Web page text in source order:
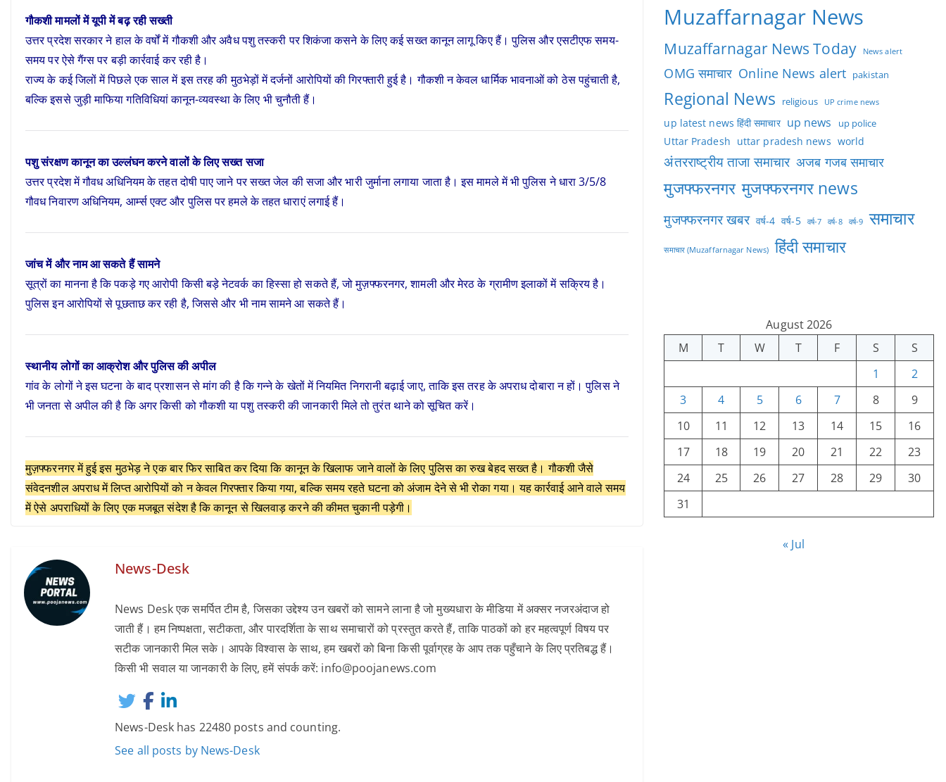
गौकशी मामलों में यूपी में बढ़ रही सख्ती
उत्तर प्रदेश सरकार ने हाल के वर्षों में गौकशी और अवैध पशु तस्करी पर शिकंजा कसने के लिए कई सख्त कानून लागू किए हैं। पुलिस और एसटीएफ समय-
समय पर ऐसे गैंग्स पर बड़ी कार्रवाई कर रही है।
राज्य के कई जिलों में पिछले एक साल में इस तरह की मुठभेड़ों में दर्जनों आरोपियों की गिरफ्तारी हुई है। गौकशी न केवल धार्मिक भावनाओं को ठेस पहुंचाती है,
बल्कि इससे जुड़ी माफिया गतिविधियां कानून-व्यवस्था के लिए भी चुनौती हैं।
पशु संरक्षण कानून का उल्लंघन करने वालों के लिए सख्त सजा
उत्तर प्रदेश में गौवध अधिनियम के तहत दोषी पाए जाने पर सख्त जेल की सजा और भारी जुर्माना लगाया जाता है। इस मामले में भी पुलिस ने धारा 3/5/8
गौवध निवारण अधिनियम, आर्म्स एक्ट और पुलिस पर हमले के तहत धाराएं लगाई हैं।
जांच में और नाम आ सकते हैं सामने
सूत्रों का मानना है कि पकड़े गए आरोपी किसी बड़े नेटवर्क का हिस्सा हो सकते हैं, जो मुज़फ्फरनगर, शामली और मेरठ के ग्रामीण इलाकों में सक्रिय है।
पुलिस इन आरोपियों से पूछताछ कर रही है, जिससे और भी नाम सामने आ सकते हैं।
स्थानीय लोगों का आक्रोश और पुलिस की अपील
गांव के लोगों ने इस घटना के बाद प्रशासन से मांग की है कि गन्ने के खेतों में नियमित निगरानी बढ़ाई जाए, ताकि इस तरह के अपराध दोबारा न हों। पुलिस ने
भी जनता से अपील की है कि अगर किसी को गौकशी या पशु तस्करी की जानकारी मिले तो तुरंत थाने को सूचित करें।
मुज़फ्फरनगर में हुई इस मुठभेड़ ने एक बार फिर साबित कर दिया कि कानून के खिलाफ जाने वालों के लिए पुलिस का रुख बेहद सख्त है। गौकशी जैसे
संवेदनशील अपराध में लिप्त आरोपियों को न केवल गिरफ्तार किया गया, बल्कि समय रहते घटना को अंजाम देने से भी रोका गया। यह कार्रवाई आने वाले समय
में ऐसे अपराधियों के लिए एक मजबूत संदेश है कि कानून से खिलवाड़ करने की कीमत चुकानी पड़ेगी।
News-Desk
News Desk एक समर्पित टीम है, जिसका उद्देश्य उन खबरों को सामने लाना है जो मुख्यधारा के मीडिया में अक्सर नजरअंदाज हो
जाती हैं। हम निष्पक्षता, सटीकता, और पारदर्शिता के साथ समाचारों को प्रस्तुत करते हैं, ताकि पाठकों को हर महत्वपूर्ण विषय पर
सटीक जानकारी मिल सके। आपके विश्वास के साथ, हम खबरों को बिना किसी पूर्वाग्रह के आप तक पहुँचाने के लिए प्रतिबद्ध हैं।
किसी भी सवाल या जानकारी के लिए, हमें संपर्क करें: info@poojanews.com
News-Desk has 22480 posts and counting.
See all posts by News-Desk
Muzaffarnagar News
Muzaffarnagar News Today News alert
OMG समाचार Online News alert pakistan
Regional News religious UP crime news
up latest news हिंदी समाचार up news up police
Uttar Pradesh uttar pradesh news world
अंतरराष्ट्रीय ताजा समाचार अजब गजब समाचार
मुजफ्फरनगर मुजफ्फरनगर news
मुजफ्फरनगर खबर वर्ष-4 वर्ष-5 वर्ष-7 वर्ष-8 वर्ष-9 समाचार
समाचार (Muzaffarnagar News) हिंदी समाचार
August 2026
M
T W T F S
S
1
2
3
4 5 6 7 8
9
10
11 12 13 14 15
16
17
18 19 20 21 22
23
24
25 26 27 28 29
30
31
« Jul